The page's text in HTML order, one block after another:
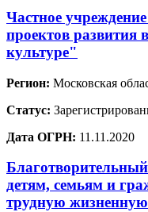
Частное
проектов развития
культуре"
Регион: Московская
Статус:
Дата ОГРН: 11.11.2020
детям, семьям и
трудную